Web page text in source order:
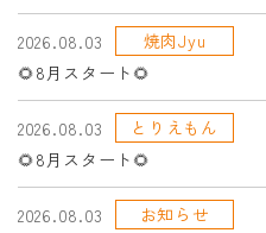
2026.08.03
焼肉Jyu
🌻8月スタート🌻
2026.08.03
とりえもん
🌻8月スタート🌻
2026.08.03
お知らせ